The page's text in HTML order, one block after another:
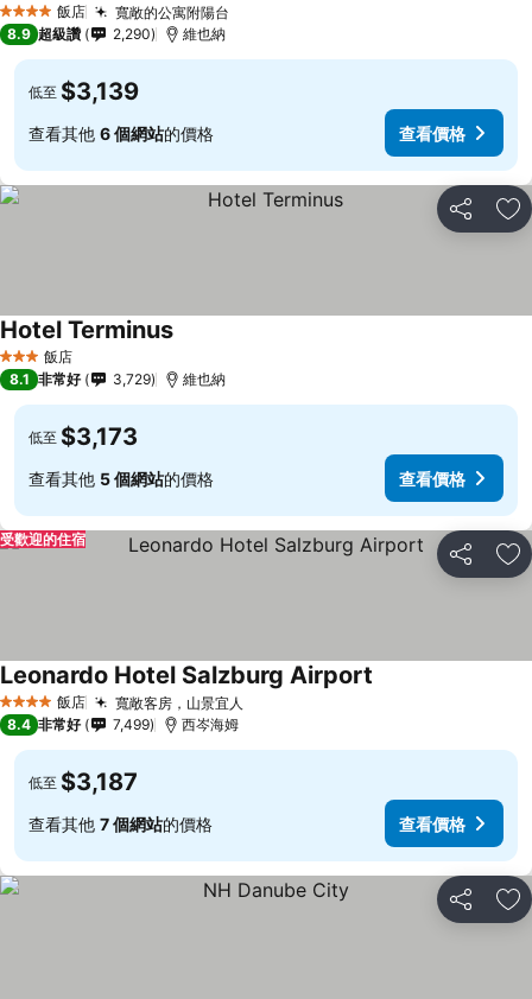
4 星級 飯店 寬敞的公寓附陽台
8.9 超級讚 2,290 維也納
低至 $3,139
查看其他 6 個網站的價格 查看價格
分享 加
3 星級 飯店
Hotel Terminus
8.1 非常好 3,729 維也納
低至 $3,173
查看其他 5 個網站的價格 查看價格
分享 加
受歡迎的住宿
4 星級 飯店 寬敞客房，山景宜人
Leonardo Hotel Salzburg Airport
8.4 非常好 7,499 西岑海姆
低至 $3,187
查看其他 7 個網站的價格 查看價格
分享 加